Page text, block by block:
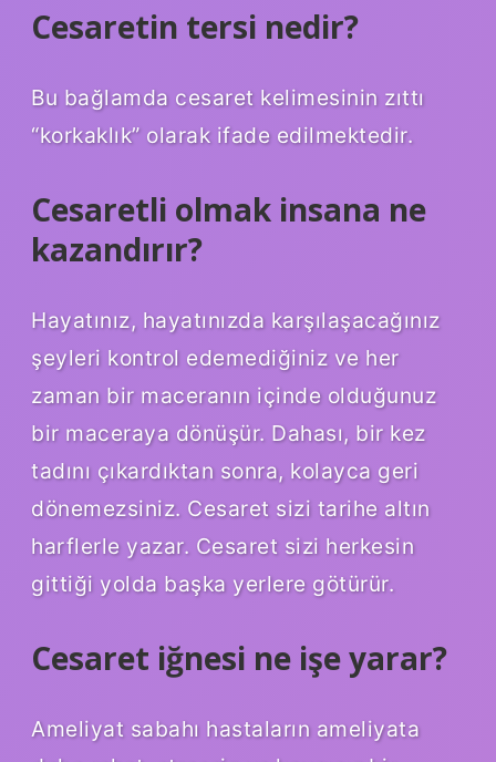
Cesaretin tersi nedir?
Bu bağlamda cesaret kelimesinin zıttı
“korkaklık” olarak ifade edilmektedir.
Cesaretli olmak insana ne
kazandırır?
Hayatınız, hayatınızda karşılaşacağınız
şeyleri kontrol edemediğiniz ve her
zaman bir maceranın içinde olduğunuz
bir maceraya dönüşür. Dahası, bir kez
tadını çıkardıktan sonra, kolayca geri
dönemezsiniz. Cesaret sizi tarihe altın
harflerle yazar. Cesaret sizi herkesin
gittiği yolda başka yerlere götürür.
Cesaret iğnesi ne işe yarar?
Ameliyat sabahı hastaların ameliyata